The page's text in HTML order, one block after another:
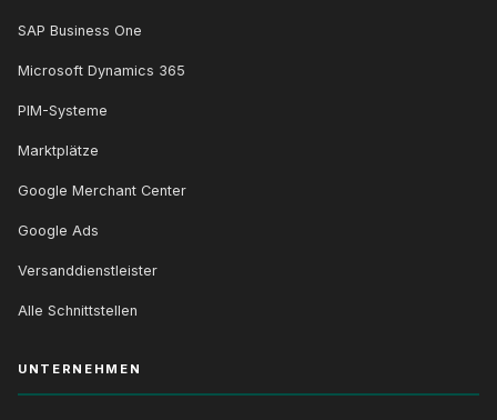
SAP Business One
Microsoft Dynamics 365
PIM-Systeme
Marktplätze
Google Merchant Center
Google Ads
Versanddienstleister
Alle Schnittstellen
UNTERNEHMEN